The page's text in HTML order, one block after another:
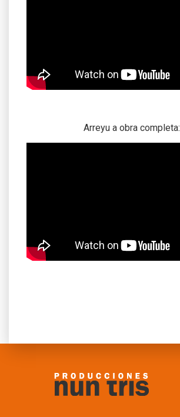
Arreyu a obra completa: